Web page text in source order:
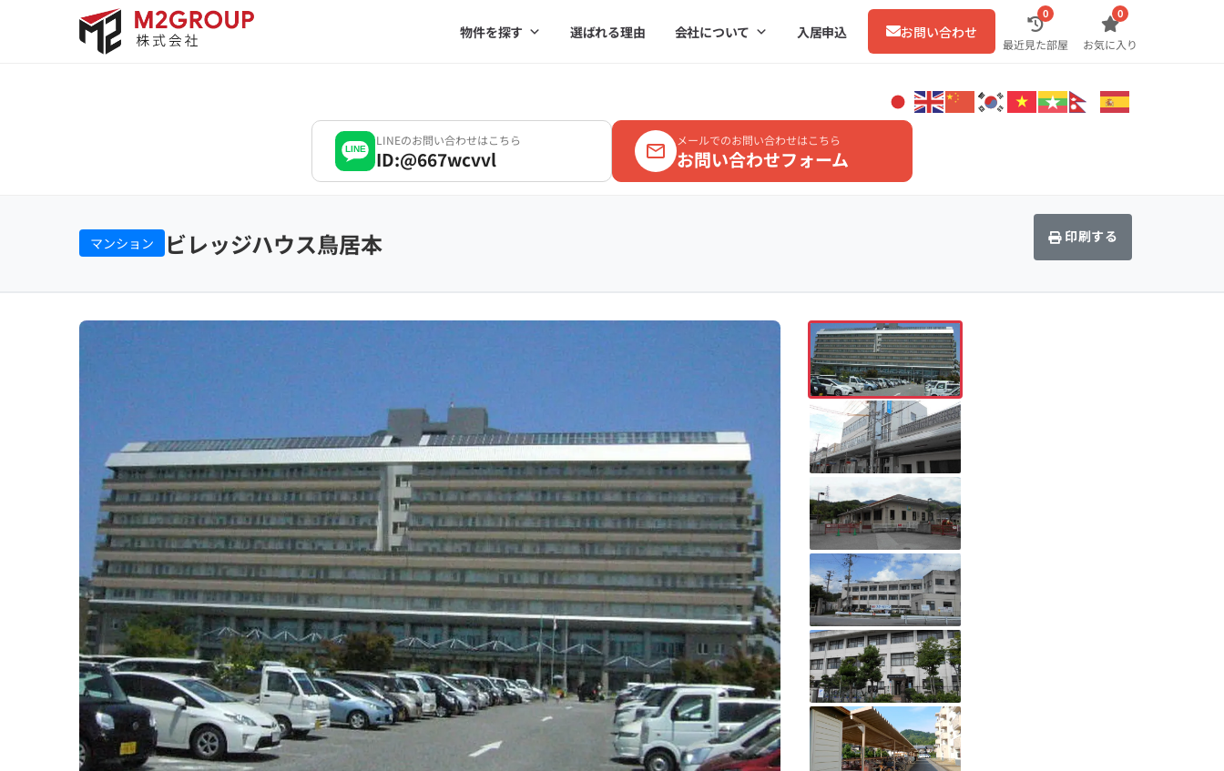
LINE
LINEのお問い合わせはこちら
ID:@667wcvvl
メールでのお問い合わせはこちら
お問い合わせフォーム
物件を探す 選ばれる理由 会社について 入居申込 お問い合わせ
0
最近見た部屋
0
お気に入り
マンション ビレッジハウス鳥居本 印刷する